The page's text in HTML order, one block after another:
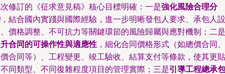
修訂的《征求意見稿》核心目標明確：一是強化風險合理分
，結合國內實踐與國際經驗，進一步明晰發包人要求、承包人設
價格調整、不可抗力等關鍵環節的風險歸屬與應對機制；二是
合同的可操作性與適應性 ，細化合同價格形式（如總價合同、
合同等）、工程變更、竣工驗收、結算支付等條款，使其更貼
同類型、不同復雜程度項目的管理實際；三是引導工程總承包